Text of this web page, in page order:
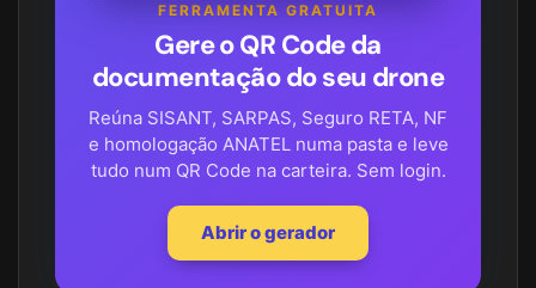
FERRAMENTA GRATUITA
Gere o QR Code da
documentação do seu drone
Reúna SISANT, SARPAS, Seguro RETA, NF
e homologação ANATEL numa pasta e leve
tudo num QR Code na carteira. Sem login.
Abrir o gerador